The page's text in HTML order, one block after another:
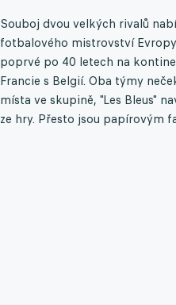
Souboj dvou velkých rivalů
fotbalového mistrovství
poprvé po 40 letech na
Francie s Belgií. Oba týmy
místa ve skupině, "Les Bleus"
ze hry. Přesto jsou papírovým